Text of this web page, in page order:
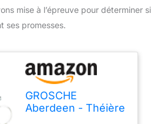
mise à l’épreuve pour déterminer si
ses promesses.
GROSCHE
Aberdeen - Théière